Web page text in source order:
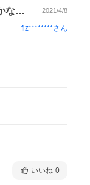
初心者が使うには十分なんじゃないかな。… 2021/4/8
fiz********さん
いいね 0